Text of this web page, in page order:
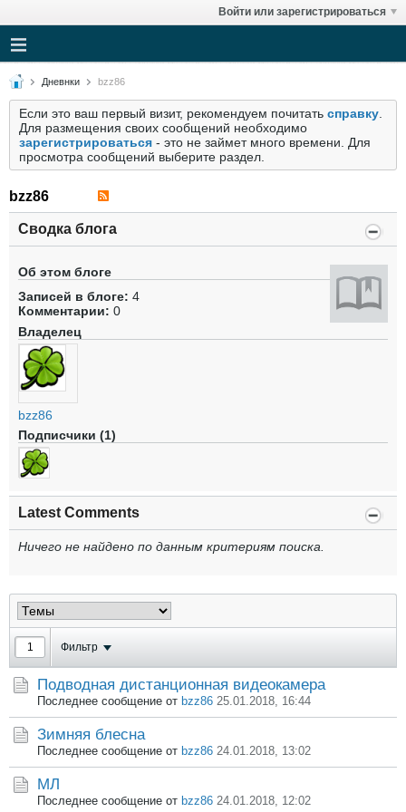
Войти или зарегистрироваться
Дневнки bzz86
Если это ваш первый визит, рекомендуем почитать справку
Для размещения своих сообщений необходимо
зарегистрироваться - это не займет много времени. Для
просмотра сообщений выберите раздел.
bzz86
Сводка блога
Об этом блоге
Записей в блоге: 4
Комментарии: 0
Владелец
bzz86
Подписчики (1)
Latest Comments
Ничего не найдено по данным критериям поиска.
Фильтр
Подводная дистанционная видеокамера
Последнее сообщение от bzz86 25.01.2018, 16:44
Зимняя блесна
Последнее сообщение от bzz86 24.01.2018, 13:02
МЛ
Последнее сообщение от bzz86 24.01.2018, 12:02